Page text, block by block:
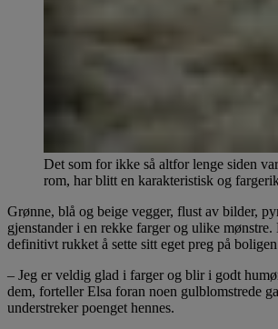
Det som for ikke så altfor lenge siden
rom, har blitt en karakteristisk og
Grønne, blå og beige vegger, flust av bilder,
gjenstander i en rekke farger og ulike mønstre.
definitivt rukket å sette sitt eget preg på
– Jeg er veldig glad i farger og blir i godt
dem, forteller Elsa foran noen gulblomstrede
understreker poenget hennes.